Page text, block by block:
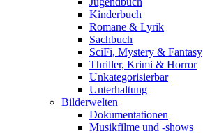
Kinderbuch
Romane & Lyrik
Sachbuch
SciFi, Mystery & Fantasy
Thriller, Krimi & Horror
Unkategorisierbar
Unterhaltung
Bilderwelten
Dokumentationen
Musikfilme und -shows